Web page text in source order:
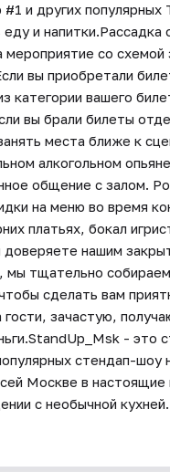
и других
и
со
вы приобретали
категории вашего
вы брали билеты
места ближе к
алкогольном
общение с залом.
на меню во время
платьях, бокал
нашим
мы тщательно
сделать вам
зачастую,
- это
стендап-
Москве в
с необычной